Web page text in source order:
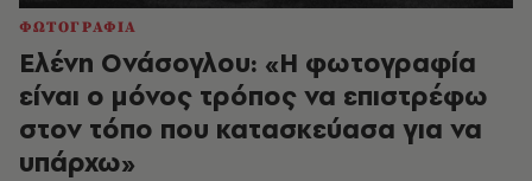
ΦΩΤΟΓΡΑΦΙΑ
Ελένη Ονάσογλου: «Η φωτογραφία
είναι ο μόνος τρόπος να επιστρέφω
στον τόπο που κατασκεύασα για να
υπάρχω»